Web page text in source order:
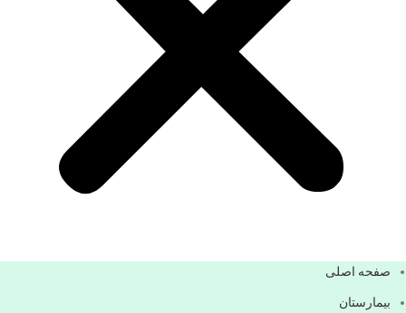
صفحه اصلی
بيمارستان